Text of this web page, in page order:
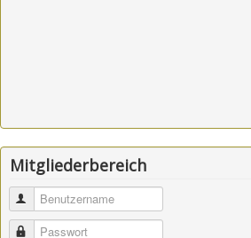
Mitgliederbereich
Benutzername
Passwort